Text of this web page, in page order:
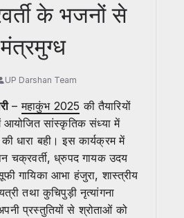
के भजनों से
UP Darshan Team
–महाकुंभ 2025 की तैयारियों
सांस्कृतिक संध्या में
धारा बही। इस कार्यक्रम में
चक्रवर्ती, ध्रुपद गायक उदय
गायिका आभा हंजुरा, शास्त्रीय
तथा कुचिपुड़ी नृत्यांगना
प्रस्तुतियों से श्रोताओं को